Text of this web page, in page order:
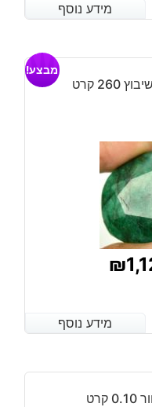
מידע נוסף
מידע נוסף
קרט
מבצע!
₪
מידע נוסף
מידע נוסף